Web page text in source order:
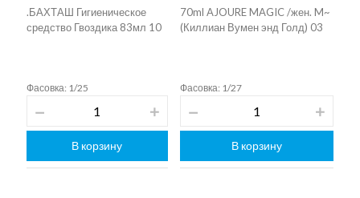
.БАХТАШ Гигиеническое
средство Гвоздика 83мл 10
Фасовка: 1/25
В корзину
70ml AJOURE MAGIC /жен. M~
(Киллиан Вумен энд Голд) 03
Фасовка: 1/27
В корзину